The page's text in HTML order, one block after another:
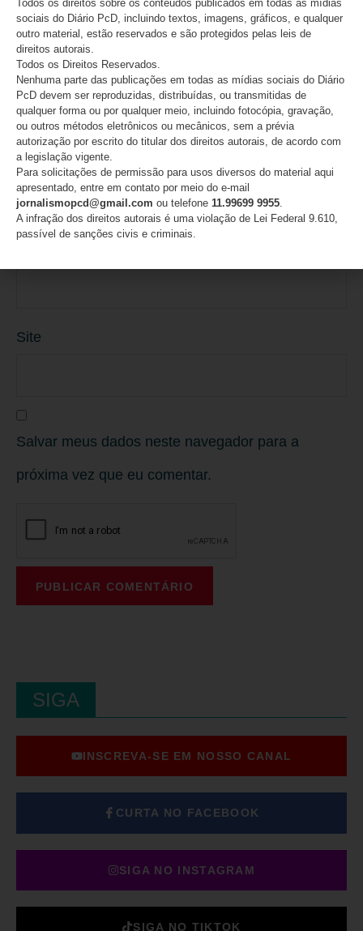
Nome*
Site
Salvar meus dados neste navegador para a
próxima vez que eu comentar.
SIGA
INSCREVA-SE EM NOSSO CANAL
CURTA NO FACEBOOK
SIGA NO INSTAGRAM
SIGA NO TIKTOK
Todos os direitos sobre os conteúdos publicados em todas as mídias
sociais do Diário PcD, incluindo textos, imagens, gráficos, e qualquer
outro material, estão reservados e são protegidos pelas leis de
direitos autorais.
Todos os Direitos Reservados.
Nenhuma parte das publicações em todas as mídias sociais do Diário
PcD devem ser reproduzidas, distribuídas, ou transmitidas de
qualquer forma ou por qualquer meio, incluindo fotocópia, gravação,
ou outros métodos eletrônicos ou mecânicos, sem a prévia
autorização por escrito do titular dos direitos autorais, de acordo com
a legislação vigente.
Para solicitações de permissão para usos diversos do material aqui
apresentado, entre em contato por meio do e-mail
jornalismopcd@gmail.com ou telefone 11.99699 9955
A infração dos direitos autorais é uma violação de Lei Federal 9.610,
passível de sanções civis e criminais.